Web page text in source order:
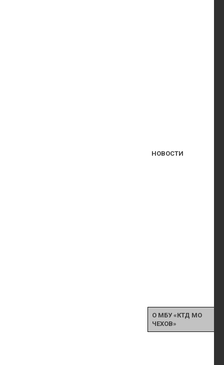
НОВОСТИ
О МБУ «КТД МО
ЧЕХОВ»